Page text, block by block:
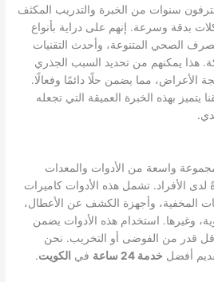
سنوات من الخبرة والتدريب المكثف
بدقة وسرعة. إنهم على دراية بأنواع
الصحي المتنوعة، وأحدث التقنيات
هذا يمكنهم من تحديد السبب الجذري
الأعراض، مما يضمن حلًا دائمًا وفعالًا.
يتميز بهذه الخبرة العميقة التي تجعله
واسعة من الأدوات والمعدات
لدى الأفراد. تشمل هذه الأدوات كاميرات
المخفية، وأجهزة الكشف عن الأعطال،
وغيرها. استخدام هذه الأدوات يضمن
قدر من الفوضى أو التخريب. نحن
أفضل خدمة 24 ساعة في الكويت.